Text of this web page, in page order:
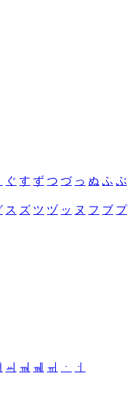
ぐ す ず つ づ っ ぬ ふ ぶ
ス ズ ツ ヅ ッ ヌ フ ブ プ
ㆉ ㆊ ㆋ ㆌ ㆍ
ㆎ